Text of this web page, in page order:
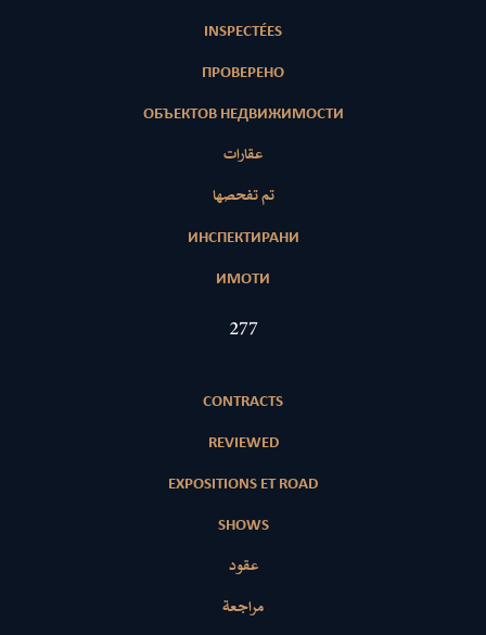
INSPECTÉES
ПРОВЕРЕНО
ОБЪЕКТОВ НЕДВИЖИМОСТИ
عقارات
تم تفحصها
ИНСПЕКТИРАНИ
ИМОТИ
404
CONTRACTS
REVIEWED
EXPOSITIONS ET ROAD
SHOWS
عقود
مراجعة